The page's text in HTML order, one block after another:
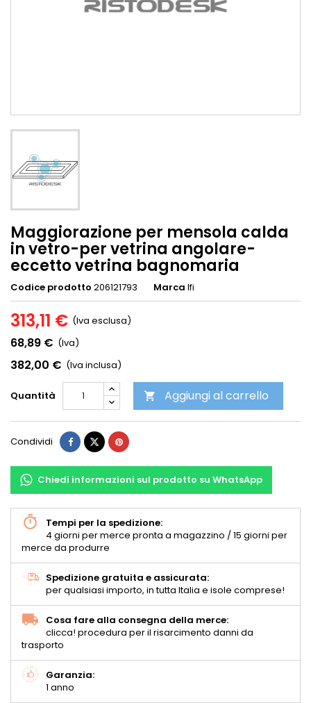
Maggiorazione per mensola calda
in vetro-per vetrina angolare-
eccetto vetrina bagnomaria
Codice prodotto 206121793 Marca Ifi
313,11 € (Iva esclusa)
68,89 € (Iva)
382,00 € (Iva inclusa)
Quantità  Aggiungi al carrello
Condividi
Chiedi informazioni sul prodotto su WhatsApp
Tempi per la spedizione:
4 giorni per merce pronta a magazzino / 15 giorni per
merce da produrre
Spedizione gratuita e assicurata:
per qualsiasi importo, in tutta Italia e isole comprese!
Cosa fare alla consegna della merce:
clicca! procedura per il risarcimento danni da
trasporto
Garanzia:
1 anno